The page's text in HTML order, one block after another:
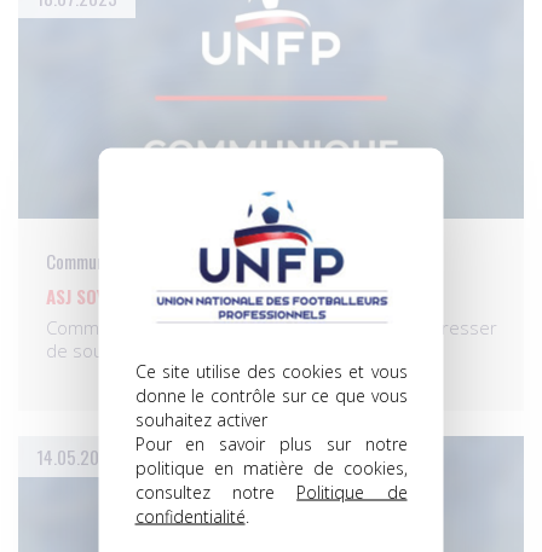
Ce site utilise des cookies et vous
donne le contrôle sur ce que vous
souhaitez activer
Pour en savoir plus sur notre
politique en matière de cookies,
consultez notre Politique de
confidentialité
Communiqués
ASJ SOYAUX : ARRÊTONS LE JEU DE MASSACRE !
Comment peut-on, dans le même temps, s’empresser
de soutenir…
14.05.2023